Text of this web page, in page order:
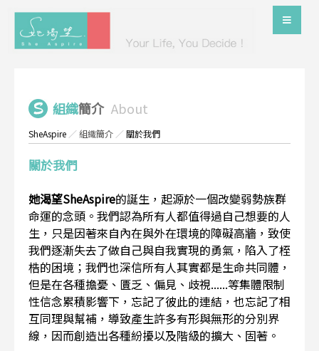
組織簡介 About
SheAspire ／組織簡介 ／關於我們
關於我們
她渴望SheAspire的誕生，起源於一個改變弱勢族群
命運的念頭。我們認為所有人都值得過自己想要的人
生，只是因著來自內在與外在環境的障礙高牆，致使
我們逐漸失去了做自己與自我實現的勇氣，陷入了桎
梏的困境；我們也深信所有人其實都是生命共同體，
但是在各種擔憂、匱乏、偏見、歧視......等集體限制
性信念累積影響下，忘記了彼此的連結，也忘記了相
互同理與幫補，導致產生許多有形與無形的分別界
線，因而創造出各種紛擾以及階級的擴大、固著。